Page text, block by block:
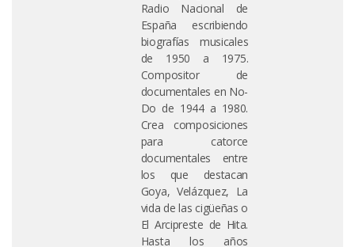
Radio Nacional de
España escribiendo
biografías musicales
de 1950 a 1975.
Compositor de
documentales en No-
Do de 1944 a 1980.
Crea composiciones
para catorce
documentales entre
los que destacan
Goya, Velázquez, La
vida de las cigüeñas o
El Arcipreste de Hita.
Hasta los años